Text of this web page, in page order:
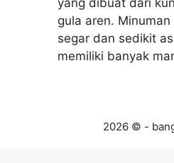
yang dibuat dari
gula aren.
segar dan sedikit
memiliki banyak
2026 © -